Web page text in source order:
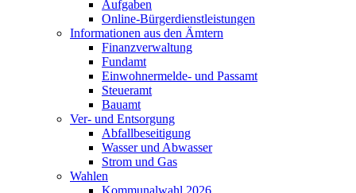
Aufgaben
Online-Bürgerdienstleistungen
Informationen aus den Ämtern
Finanzverwaltung
Fundamt
Einwohnermelde- und Passamt
Steueramt
Bauamt
Ver- und Entsorgung
Abfallbeseitigung
Wasser und Abwasser
Strom und Gas
Wahlen
Kommunalwahl 2026